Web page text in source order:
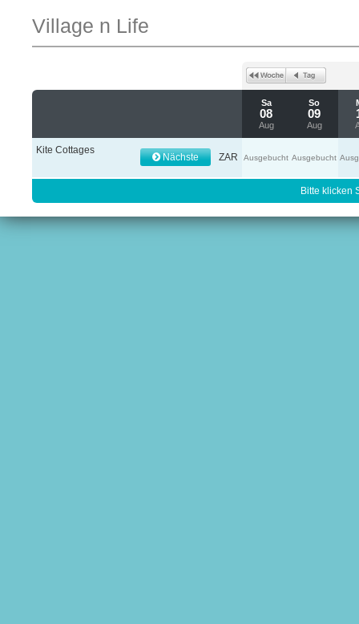
Village n Life
Sa
08
Aug
So
09
Aug
Kite Cottages
Nächste ZAR Ausgebucht Ausgebucht
Bitte klicken